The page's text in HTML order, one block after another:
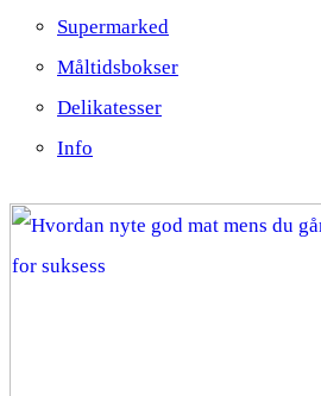
Supermarked
Måltidsbokser
Delikatesser
Info